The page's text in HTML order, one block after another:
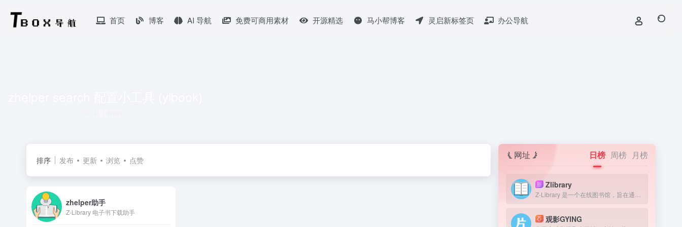
首页 博客 AI 导航 免费可商用素材 开源精选 马小帮博客 灵启新标签页 办公导航
排序 发布 更新 浏览 点赞
zhelper助手
Z-Library 电子书下载助手
网址 日榜 周榜 月榜
新 Zlibrary
观影GYING